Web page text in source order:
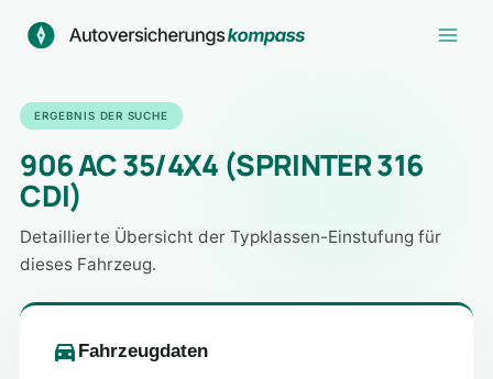
Inhalt
ERGEBNIS DER SUCHE
906 AC 35/4X4 (SPRINTER 316
CDI)
Detaillierte Übersicht der Typklassen-Einstufung für
dieses Fahrzeug.
Fahrzeugdaten